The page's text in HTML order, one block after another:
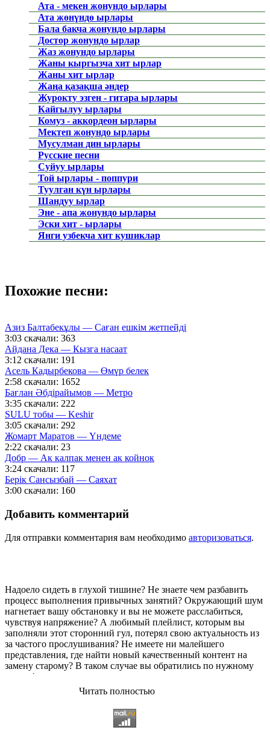
Ата - мекен жонундо ырлары
Ата жөнүндө ырлары
Бала бакча жонундо ырлары
Достор жонундо ырлар
Жаз жонундо ырлары
Жаны кыргызча хит ырлар
Жаны хит ырлар
Жаңа қазақша әндер
Журокту эзген - гитара ырлары
Кайгылуу ырлары
Комуз - аккордеон ырлары
Мектеп жонундо ырлары
Мусулман дин ырлары
Русские песни
Суйуу ырлары
Той ырлары - поппури
Туулган күн ырлары
Шандуу ырлар
Эне - апа жонундо ырлары
Эски хит - ырлары
Янги узбекча хит кушиклар
Похожие песни:
Азиз Балтабекұлы — Саған ешкім жетпейді
3:03 скачали: 363
Айдана Дека — Кызга насаат
3:12 скачали: 191
Асель Кадырбекова — Өмүр белек
2:58 скачали: 1652
Бағлан Әбдірайымов — Метро
3:35 скачали: 222
SULU тобы — Keshir
3:05 скачали: 292
Жомарт Маратов — Үндеме
2:22 скачали: 23
Добр — Ак калпак менен ак койнок
3:24 скачали: 117
Берік Сансызбай — Саяхат
3:00 скачали: 160
Добавить комментарий
Для отправки комментария вам необходимо авторизоваться.
Надоело сидеть в глухой тишине? Не знаете чем разбавить
процесс выполнения привычных занятий? Окружающий шум
нагнетает вашу обстановку и вы не можете расслабиться,
чувствуя напряжение? А любимый плейлист, которым вы
заполняли этот сторонний гул, потерял свою актуальность из
за частого прослушивания? Не имеете ни малейшего
представления, где найти новый качественный контент на
замену старому? В таком случае вы обратились по нужному
адресу!
Музыкальный портал KGZ Musicс большой радостью
приветствует своих старых и новых слушателей! Специально
для вас мы заготовили чудесную подборку самых лучших
песен всех времён во всех жанровых стилистиках. Огромное
Читать полностью